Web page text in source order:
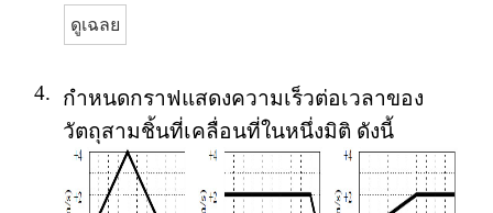
ดูเฉลย
4.
กำหนดกราฟแสดงความเร็วต่อเวลาของ
วัตถุสามชิ้นที่เคลื่อนที่ในหนึ่งมิติ ดังนี้